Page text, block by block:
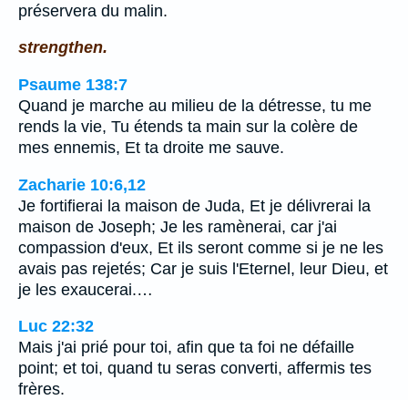
préservera du malin.
strengthen.
Psaume 138:7
Quand je marche au milieu de la détresse, tu me
rends la vie, Tu étends ta main sur la colère de
mes ennemis, Et ta droite me sauve.
Zacharie 10:6,12
Je fortifierai la maison de Juda, Et je délivrerai la
maison de Joseph; Je les ramènerai, car j'ai
compassion d'eux, Et ils seront comme si je ne les
avais pas rejetés; Car je suis l'Eternel, leur Dieu, et
je les exaucerai.…
Luc 22:32
Mais j'ai prié pour toi, afin que ta foi ne défaille
point; et toi, quand tu seras converti, affermis tes
frères.